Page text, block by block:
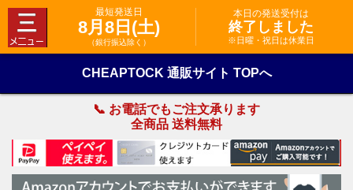
最短発送日
8月8日(土)
（銀行振込除く）
本日の発送受付は
終了しました
※日曜・祝日は休業日
CHEAPTOCK 通販サイト TOPへ
📞 お電話でもご注文承ります
全商品 送料無料